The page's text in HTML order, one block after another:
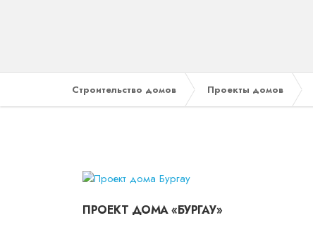
Строительство домов Проекты домов
ПРОЕКТ ДОМА «БУРГАУ»